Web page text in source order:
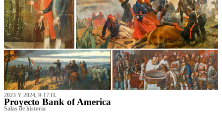
2023 Y 2024, 9-17 H.
Proyecto Bank of America
S‌alas de historia